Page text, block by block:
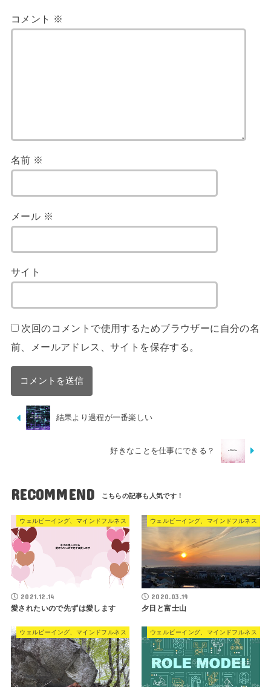
コメント ※
名前 ※
メール ※
サイト
次回のコメントで使用するためブラウザーに自分の名
前、メールアドレス、サイトを保存する。
結果より過程が一番楽しい
好きなことを仕事にできる？
RECOMMEND
ウェルビーイング、マインドフルネス
2021.12.14
愛されたいので先ずは愛します
ウェルビーイング、マインドフルネス
2020.03.19
夕日と富士山
ウェルビーイング、マインドフルネス ウェルビーイング、マインドフルネス